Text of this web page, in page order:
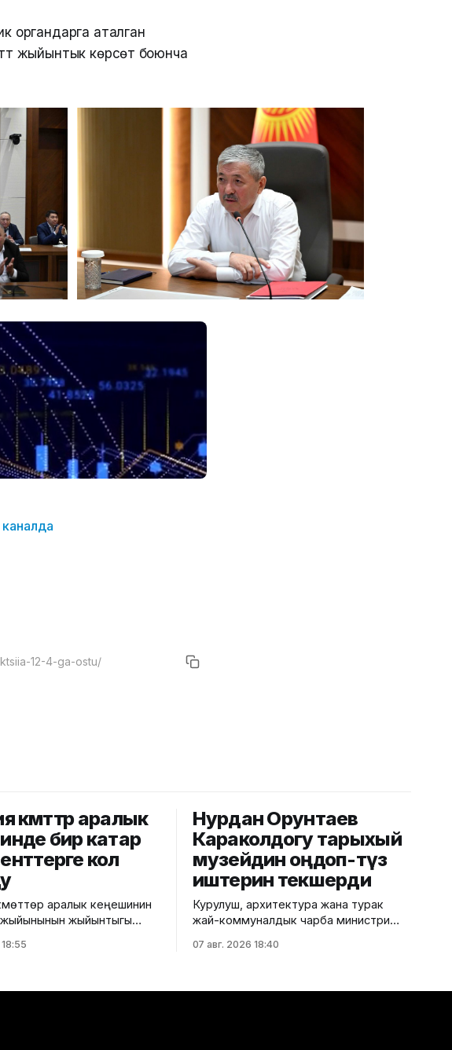
аталган
жыйынтык көрсөтүү боюнча
өкмөттөр аралык
бир катар
кол
аралык кеңешинин
жыйынынын жыйынтыгы
тууралуу президенттик
Нурдан Орунтаев
Караколдогу тарыхый
музейдин оңдоп-түзөө
иштерин текшерди
Курулуш, архитектура жана турак
жай-коммуналдык чарба министри
болгон иш сапарынын алкагында
07 авг. 2026 18:40